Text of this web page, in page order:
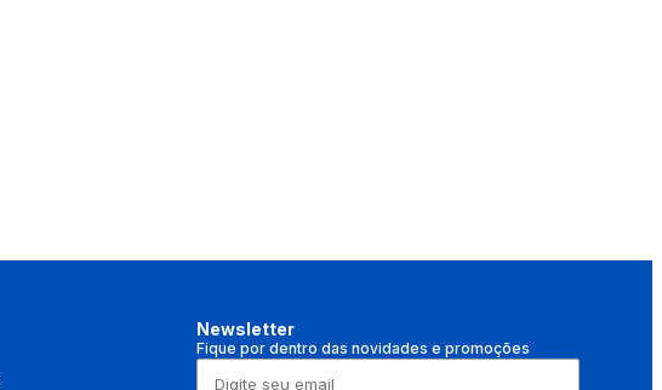
Newsletter
Fique por dentro das novidades e promoções